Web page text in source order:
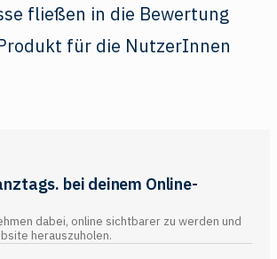
fließen in die Bewertung
für die NutzerInnen
bei deinem Online-
dabei, online sichtbarer zu werden und
herauszuholen.